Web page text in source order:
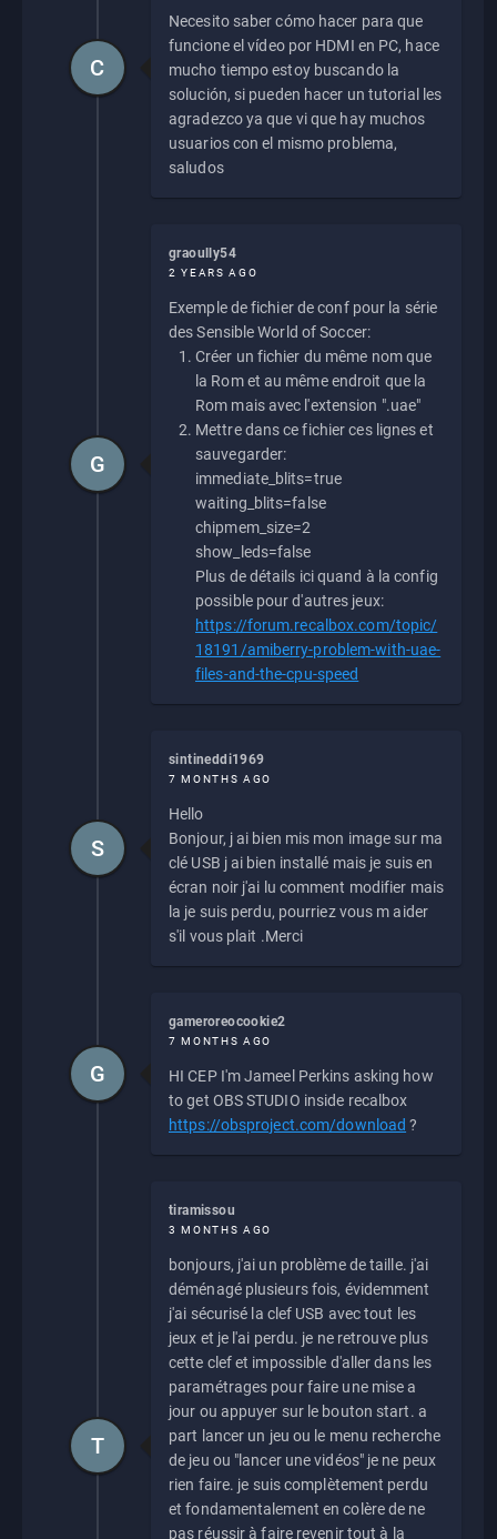
Necesito saber cómo hacer para que
funcione el vídeo por HDMI en PC, hace
mucho tiempo estoy buscando la
solución, si pueden hacer un tutorial les
agradezco ya que vi que hay muchos
usuarios con el mismo problema,
saludos
C
graoully54
2 YEARS AGO
Exemple de fichier de conf pour la série
des Sensible World of Soccer:
Créer un fichier du même nom que
la Rom et au même endroit que la
Rom mais avec l'extension ".uae"
Mettre dans ce fichier ces lignes et
sauvegarder:
immediate_blits=true
waiting_blits=false
chipmem_size=2
show_leds=false
Plus de détails ici quand à la config
possible pour d'autres jeux:
https://forum.recalbox.com/topic/
18191/amiberry-problem-with-uae-
files-and-the-cpu-speed
G
sintineddi1969
7 MONTHS AGO
Hello
Bonjour, j ai bien mis mon image sur ma
clé USB j ai bien installé mais je suis en
écran noir j'ai lu comment modifier mais
la je suis perdu, pourriez vous m aider
s'il vous plait .Merci
S
gameroreocookie2
7 MONTHS AGO
HI CEP I'm Jameel Perkins asking how
to get OBS STUDIO inside recalbox
https://obsproject.com/download ?
G
tiramissou
3 MONTHS AGO
bonjours, j'ai un problème de taille. j'ai
déménagé plusieurs fois, évidemment
j'ai sécurisé la clef USB avec tout les
jeux et je l'ai perdu. je ne retrouve plus
cette clef et impossible d'aller dans les
paramétrages pour faire une mise a
jour ou appuyer sur le bouton start. a
part lancer un jeu ou le menu recherche
de jeu ou "lancer une vidéos" je ne peux
rien faire. je suis complètement perdu
et fondamentalement en colère de ne
pas réussir à faire revenir tout à la
T